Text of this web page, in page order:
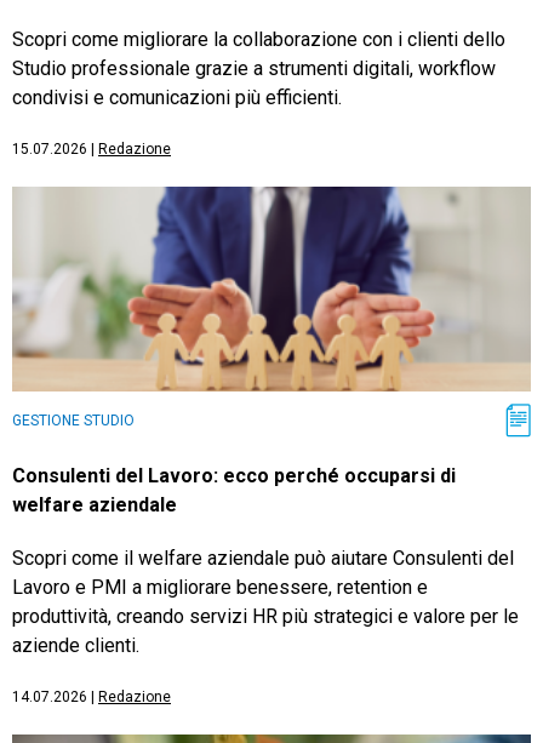
Scopri come migliorare la collaborazione con i clienti dello
Studio professionale grazie a strumenti digitali, workflow
condivisi e comunicazioni più efficienti.
15.07.2026 Redazione
GESTIONE STUDIO
Consulenti del Lavoro: ecco perché occuparsi di
welfare aziendale
Scopri come il welfare aziendale può aiutare Consulenti del
Lavoro e PMI a migliorare benessere, retention e
produttività, creando servizi HR più strategici e valore per le
aziende clienti.
14.07.2026 Redazione